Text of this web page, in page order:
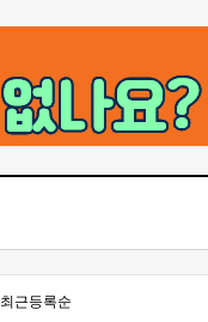
최근등록순